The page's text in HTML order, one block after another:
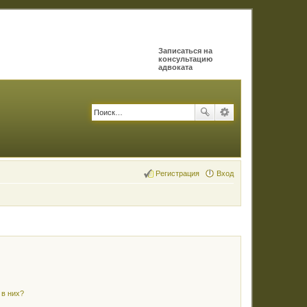
Записаться на
консультацию
адвоката
Вход
Регистрация
в них?